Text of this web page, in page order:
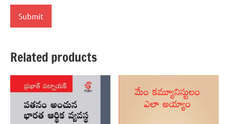
Related products